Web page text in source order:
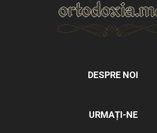
DESPRE NOI
URMAȚI-NE